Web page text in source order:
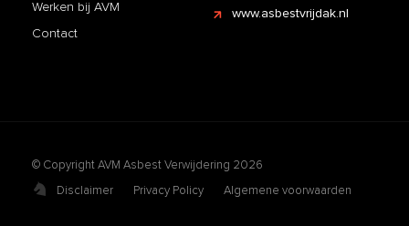
Werken bij AVM
Contact
www.asbestvrijdak.nl
© Copyright AVM Asbest Verwijdering 2026
Disclaimer
Privacy Policy Algemene voorwaarden